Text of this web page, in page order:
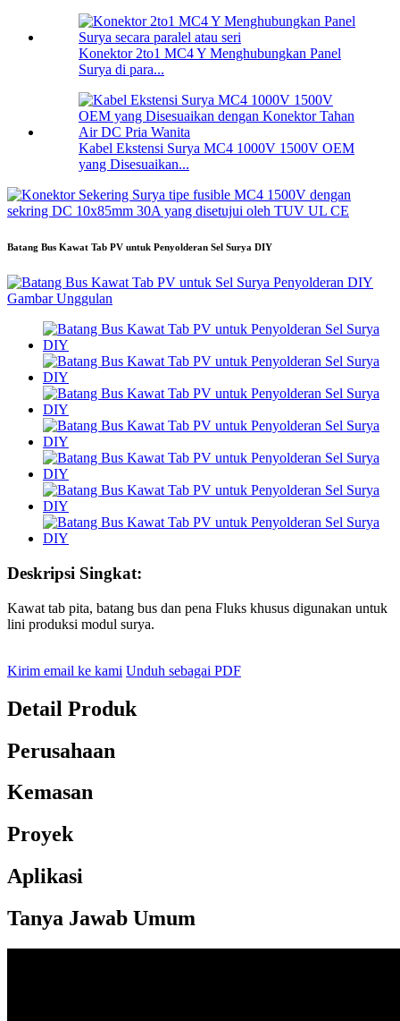
Konektor 2to1 MC4 Y Menghubungkan Panel
Surya di para...
Kabel Ekstensi Surya MC4 1000V 1500V OEM
yang Disesuaikan...
Batang Bus Kawat Tab PV untuk Penyolderan Sel Surya DIY
Deskripsi Singkat:
Kawat tab pita, batang bus dan pena Fluks khusus digunakan untuk
lini produksi modul surya.
Kirim email ke kami Unduh sebagai PDF
Detail Produk
Perusahaan
Kemasan
Proyek
Aplikasi
Tanya Jawab Umum